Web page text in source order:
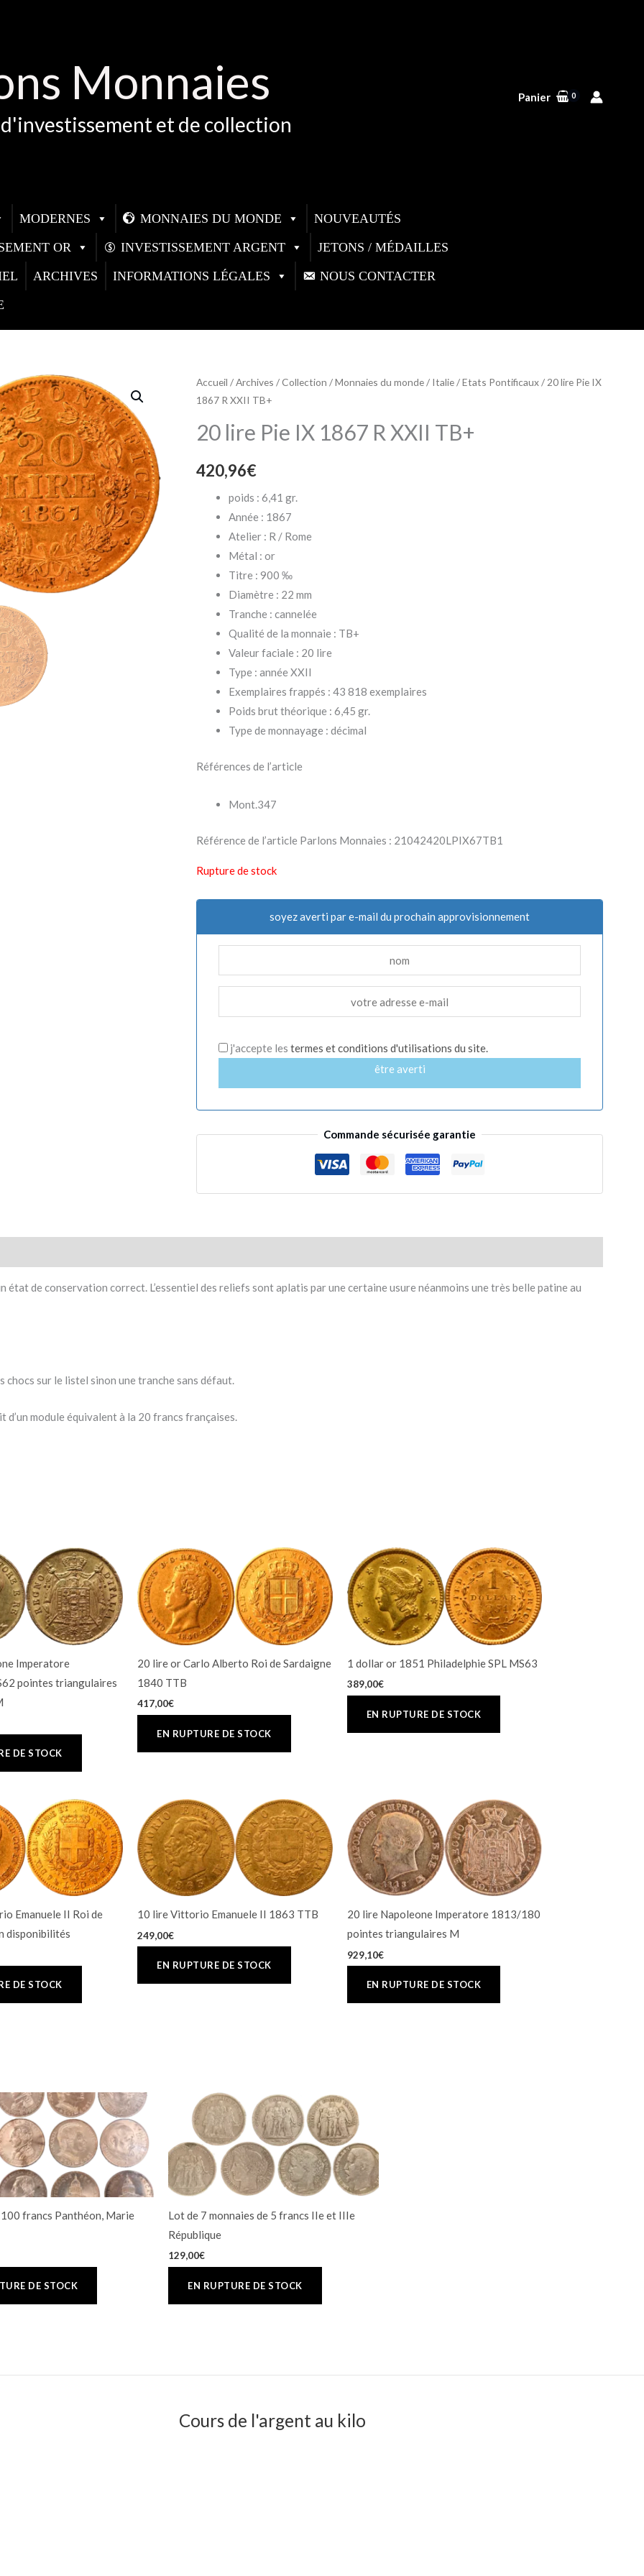
Monnaies
et de collection
Panier
MODERNES MONNAIES DU MONDE
NOUVEAUTÉS
OR INVESTISSEMENT ARGENT
JETONS / MÉDAILLES
ARCHIVES INFORMATIONS LÉGALES
NOUS CONTACTER
Accueil /Archives /Collection /Monnaies du monde/ Italie/Etats Pontificaux/ 20 lire Pie IX
1867 R XXII TB+
20 lire Pie IX 1867 R XXII TB+
420,96€
poids : 6,41 gr.
Année : 1867
Atelier : R / Rome
Métal : or
Titre : 900 ‰
Diamètre : 22 mm
Tranche : cannelée
Qualité de la monnaie : TB+
Valeur faciale : 20 lire
Type : année XXII
Exemplaires frappés : 43 818 exemplaires
Poids brut théorique : 6,45 gr.
Type de monnayage : décimal
Références de l’article
Mont.347
Référence de l’article Parlons Monnaies : 21042420LPIX67TB1
Rupture de stock
soyez averti par e-mail du prochain approvisionnement
j'accepte lestermes et conditions d'utilisations du site.
être averti
Commande sécurisée garantie
état de conservation correct. L’essentiel des reliefs sont aplatis par une certaine usure néanmoins une très belle patine au
chocs sur le listel sinon une tranche sans défaut.
module équivalent à la 20 francs françaises.
Imperatore
pointes triangulaires
20 lire or Carlo Alberto Roi de Sardaigne
1840 TTB
417,00€
1 dollar or 1851 Philadelphie SPL MS63
389,00€
Emanuele II Roi de
disponibilités
10 lire Vittorio Emanuele II 1863 TTB
249,00€
20 lire Napoleone Imperatore 1813/180
pointes triangulaires M
929,10€
francs Panthéon, Marie
Lot de 7 monnaies de 5 francs IIe et IIIe
République
129,00€
Cours de l'argent au kilo